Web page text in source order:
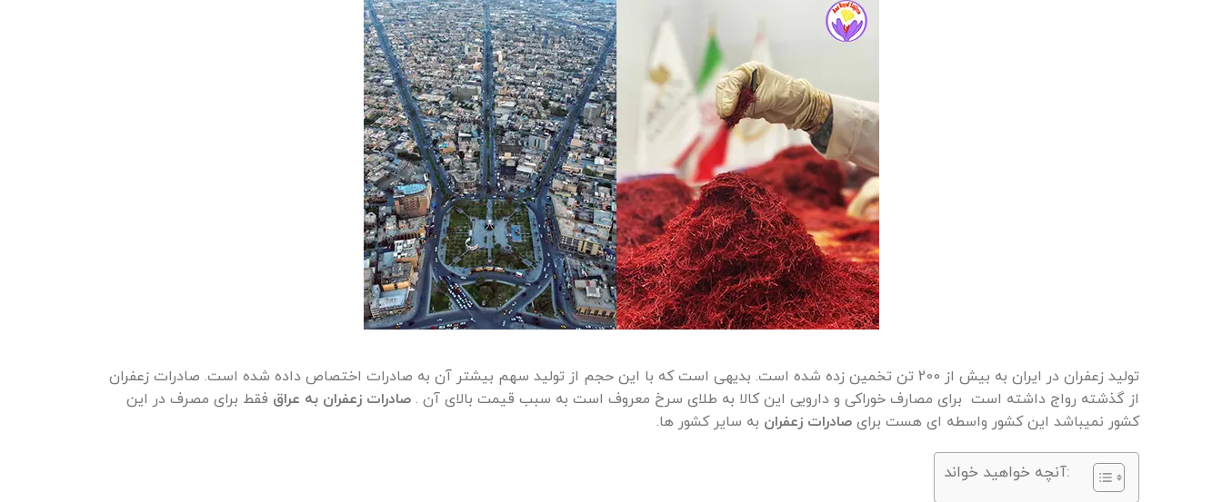
تولید زعفران در ایران به بیش از 200 تن تخمین زده شده است. بدیهی است که با این حجم از تولید سهم بیشتر آن به صادرات اختصاص داده شده است. صادرات زعفران
از گذشته رواج داشته است برای مصارف خوراکی و دارویی این کالا به طلای سرخ معروف است به سبب قیمت بالای آن . صادرات زعفران به عراق فقط برای مصرف در این
کشور نمیباشد این کشور واسطه ای هست برای صادرات زعفران به سایر کشور ها.
آنچه خواهید خواند: